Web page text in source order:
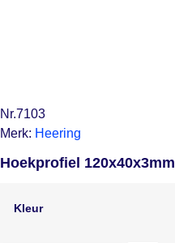
Nr.7103
Merk: Heering
Hoekprofiel 120x40x3mm
Kleur